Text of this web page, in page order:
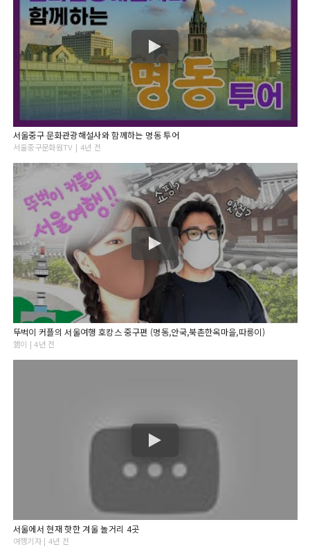
서울중구 문화관광해설사와 함께하는 명동 투어
서울중구문화원TV | 4년 전
뚜벅이 커플의 서울여행 호캉스 중구편 (명동,안국,북촌한옥마을,따릉이)
핾이 | 4년 전
서울에서 현재 핫한 겨울 놀거리 4곳
여행기자 | 4년 전